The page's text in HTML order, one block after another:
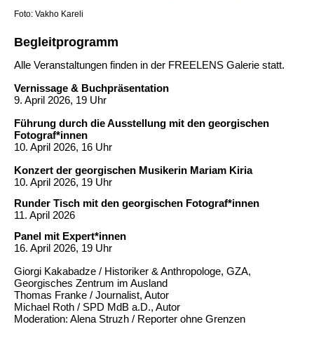
Foto: Vakho Kareli
Begleitprogramm
Alle Veranstaltungen finden in der FREELENS Galerie statt.
Vernissage & Buchpräsentation
9. April 2026, 19 Uhr
Führung durch die Ausstellung mit den georgischen
Fotograf*innen
10. April 2026, 16 Uhr
Konzert der georgischen Musikerin Mariam Kiria
10. April 2026, 19 Uhr
Runder Tisch mit den georgischen Fotograf*innen
11. April 2026
Panel mit Expert*innen
16. April 2026, 19 Uhr
Giorgi Kakabadze / Historiker & Anthropologe, GZA,
Georgisches Zentrum im Ausland
Thomas Franke / Journalist, Autor
Michael Roth / SPD MdB a.D., Autor
Moderation: Alena Struzh / Reporter ohne Grenzen